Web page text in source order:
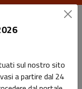
Ibs.it fino al 31
sul nostro sito
a partire dal 24